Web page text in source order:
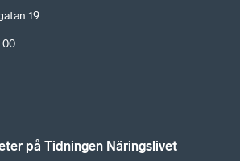
19
00
på Tidningen Näringslivet